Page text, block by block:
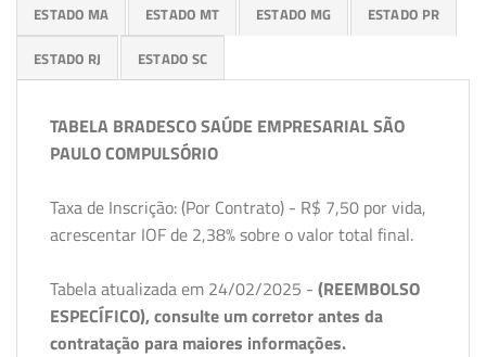
ESTADO MA ESTADO MT ESTADO MG ESTADO PR
ESTADO RJ ESTADO SC
TABELA BRADESCO SAÚDE EMPRESARIAL SÃO
PAULO COMPULSÓRIO
Taxa de Inscrição: (Por Contrato) - R$ 7,50 por vida,
acrescentar IOF de 2,38% sobre o valor total final.
Tabela atualizada em 24/02/2025 - (REEMBOLSO
ESPECÍFICO), consulte um corretor antes da
contratação para maiores informações.